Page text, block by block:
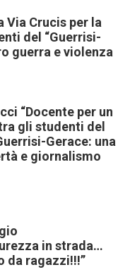
Via Crucis per la
del “Guerrisi-
guerra e violenza
“Docente per un
gli studenti del
Gerace: una
e giornalismo
in strada…
da ragazzi!!!”